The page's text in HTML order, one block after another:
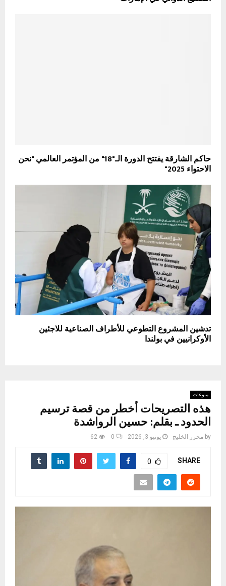
حاكم الشارقة يفتتح الدورة الـ"18" من المؤتمر العالمي "نحن
الاحتواء 2025"
تدشين المشروع التطوعي للأطراف الصناعية للاجئين
الأوكرانيين في بولندا
منوعات
هذه التصريحات أخطر من قصة ترسيم
الحدود ـ بقلم: حسين الرواشدة
by محرر الخليج يونيو 3, 2026 0
62
SHARE
0